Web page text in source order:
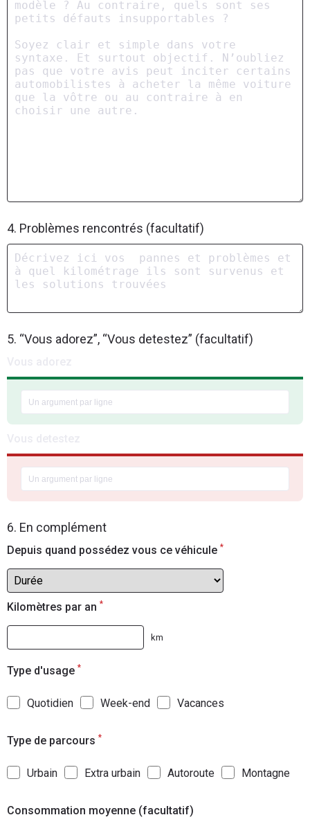
4. Problèmes rencontrés (facultatif)
5. “Vous adorez”, “Vous detestez” (facultatif)
6. En complément
Depuis quand possédez vous ce véhicule *
Kilomètres par an *
km
Type d'usage *
Quotidien Week-end Vacances
Type de parcours *
Urbain Extra urbain Autoroute Montagne
Consommation moyenne (facultatif)